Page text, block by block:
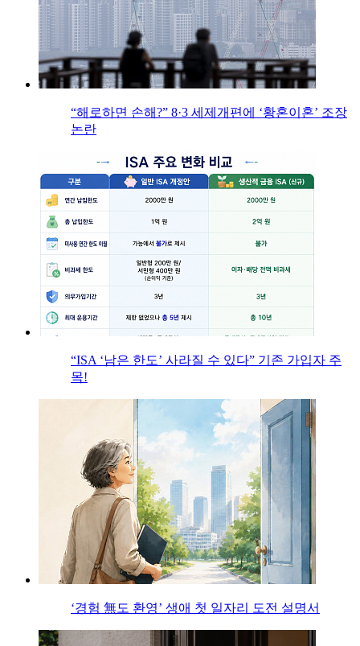
“해로하면 손해?” 8·3 세제개편에 ‘황혼이혼’ 조장
논란
“ISA ‘남은 한도’ 사라질 수 있다” 기존 가입자 주
목!
‘경험 無도 환영’ 생애 첫 일자리 도전 설명서